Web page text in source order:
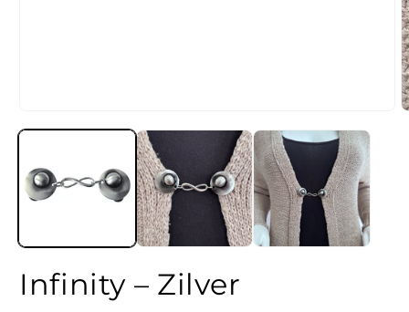
1
modaal
Infinity – Zilver